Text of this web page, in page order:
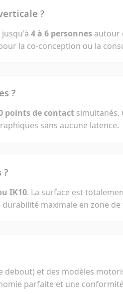
?
4 à 6 personnes autour
la co-conception ou la
?
points de contact simultanés.
sans aucune latence.
?
IK10. La surface est
maximale en zone
et des modèles
parfaite et une conformité